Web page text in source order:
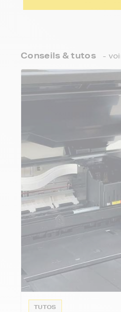
Conseils & tutos -
TUTOS